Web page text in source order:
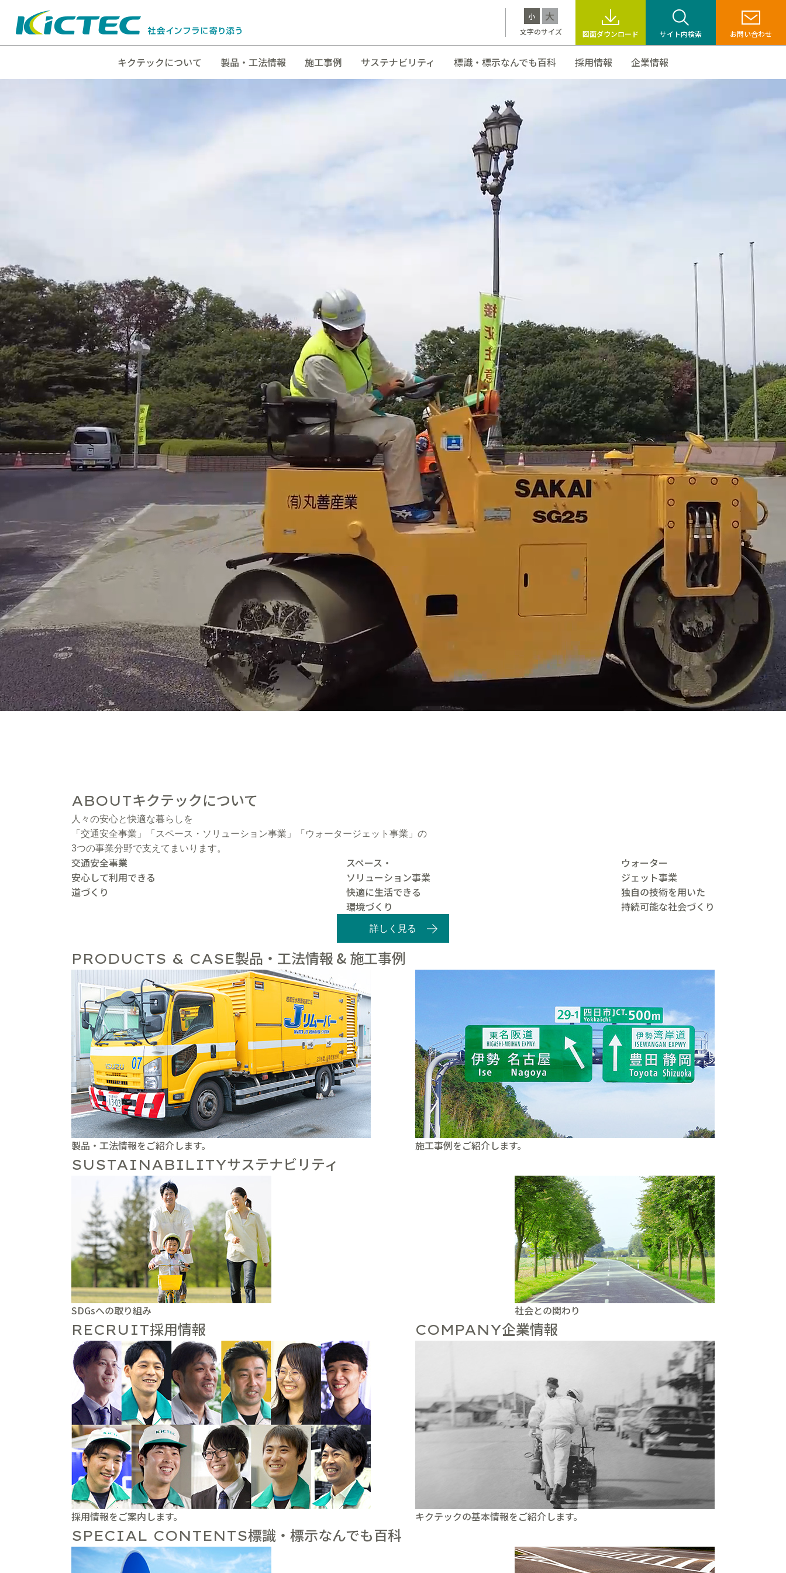
小 大
文字のサイズ 図面ダウンロード サイト内検索 お問い合わせ
キクテックについて 製品・工法情報 施工事例 サステナビリティ 標識・標示なんでも百科 採用情報 企業情報
ABOUTキクテックについて
人々の安心と快適な暮らしを
「交通安全事業」「スペース・ソリューション事業」「ウォータージェット事業」の
3つの事業分野で支えてまいります。
交通安全事業
安心して利用できる
道づくり
スペース・
ソリューション事業
快適に生活できる
環境づくり
ウォーター
ジェット事業
独自の技術を用いた
持続可能な社会づくり
詳しく見る
PRODUCTS & CASE製品・工法情報 & 施工事例
製品・工法情報をご紹介します。 施工事例をご紹介します。
SUSTAINABILITYサステナビリティ
SDGsへの取り組み 社会との関わり
RECRUIT採用情報
採用情報をご案内します。
COMPANY企業情報
キクテックの基本情報をご紹介します。
SPECIAL CONTENTS標識・標示なんでも百科